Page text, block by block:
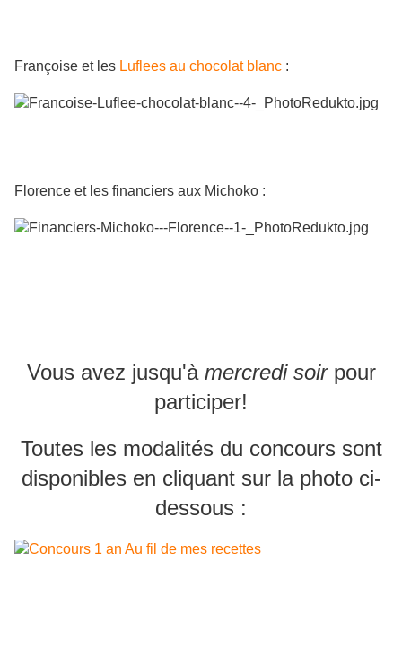
Françoise et les Luflees au chocolat blanc :
Florence et les financiers aux Michoko :
Vous avez jusqu'à mercredi soirpour
participer!
Toutes les modalités du concours sont
disponibles en cliquant sur la photo ci-
dessous :